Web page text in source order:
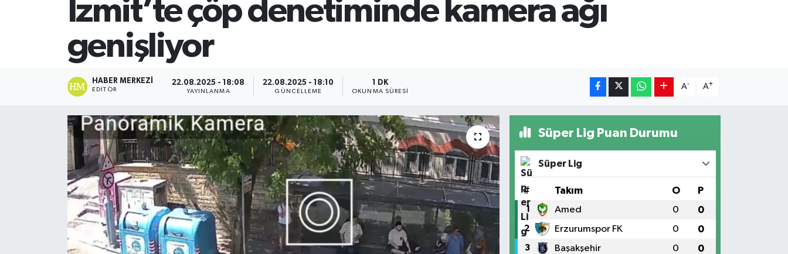
İzmit’te çöp denetiminde kamera ağı
genişliyor
HABER MERKEZI
EDITÖR
22.08.2025 - 18:08
YAYINLANMA
22.08.2025 - 18:10
GÜNCELLEME
1 DK
OKUNMA SÜRESI
A- A+
Süper Lig Puan Durumu
Süper Lig
# Takım O P
1 Amed 0 0
2 Erzurumspor FK 0 0
3 Başakşehir 0 0
SİYASET
Teknoloji
TRABZON